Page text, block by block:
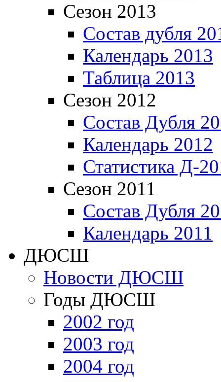
Сезон 2013
Состав дубля
Календарь 2013
Таблица 2013
Сезон 2012
Состав Дубля
Календарь 2012
Статистика Д-
Сезон 2011
Состав Дубля
Календарь 2011
ДЮСШ
Новости ДЮСШ
Годы ДЮСШ
2002 год
2003 год
2004 год